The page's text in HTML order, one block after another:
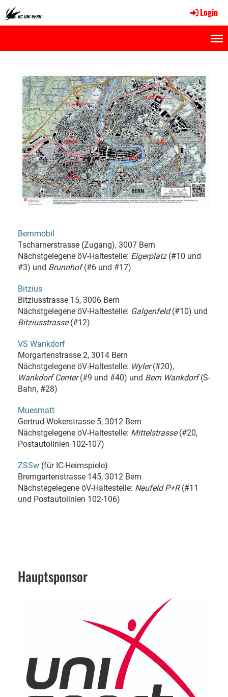
Login
Bernmobil
Tscharnerstrasse (Zugang), 3007 Bern
Nächstgelegene öV-Haltestelle: Eigerplatz(#10 und
#3) und Brunnhof(#6 und #17)
Bitzius
Bitziusstrasse 15, 3006 Bern
Nächstgelegene öV-Haltestelle: Galgenfeld(#10) und
Bitziusstrasse(#12)
VS Wankdorf
Morgartenstrasse 2, 3014 Bern
Nächstgelegene öV-Haltestelle: Wyler(#20),
Wankdorf Center(#9 und #40) und Bern Wankdorf(S-
Bahn, #28)
Muesmatt
Gertrud-Wokerstrasse 5, 3012 Bern
Nächstgelegene öV-Haltestelle: Mittelstrasse(#20,
Postautolinien 102-107)
ZSSw (für IC-Heimspiele)
Bremgartenstrasse 145, 3012 Bern
Nächstegelegene öV-Haltestelle: Neufeld P+R(#11
und Postautolinien 102-106)
Hauptsponsor